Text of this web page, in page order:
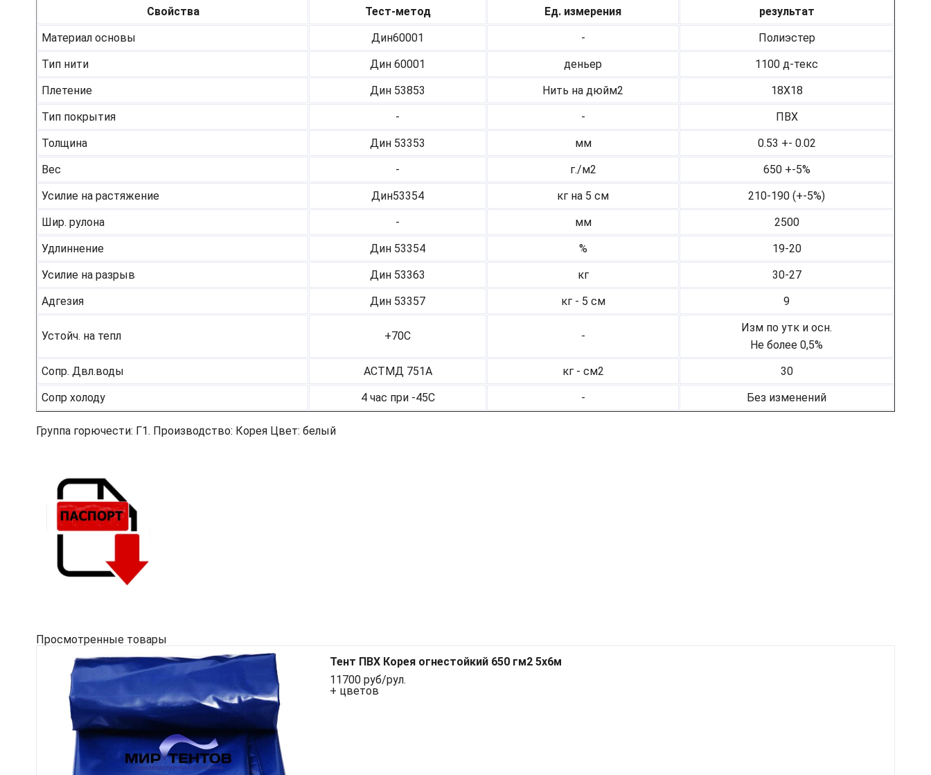
Свойства Тест-метод Ед. измерения
результат
Материал основы
Дин60001 -
Полиэстер
Тип нити
Дин 60001 деньер
1100 д-текс
Плетение
Дин 53853 Нить на дюйм2
18Х18
Тип покрытия
- -
ПВХ
Толщина
Дин 53353 мм
0.53 +- 0.02
Вес
- г./м2
650 +-5%
Усилие на растяжение
Дин53354 кг на 5 см
210-190 (+-5%)
Шир. рулона
- мм
2500
Удлиннение
Дин 53354 %
19-20
Усилие на разрыв
Дин 53363 кг
30-27
Адгезия
Дин 53357 кг - 5 см 9
Устойч. на тепл +70С -
Изм по утк и осн.
Не более 0,5%
Сопр. Двл.воды
АСТМД 751А кг - см2
30
Сопр холоду
4 час при -45С - Без изменений
Группа горючести: Г1. Производство: Корея Цвет: белый
Просмотренные товары
Тент ПВХ Корея огнестойкий 650 гм2 5х6м
11700 руб/рул.
+ цветов